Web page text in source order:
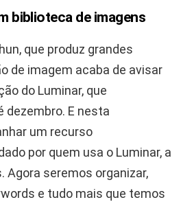
biblioteca de imagens
que produz grandes
de imagem acaba de avisar
do Luminar, que
dezembro. E nesta
um recurso
por quem usa o Luminar, a
Agora seremos organizar,
e tudo mais que temos